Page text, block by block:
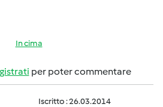
In cima
per poter commentare
Iscritto : 26.03.2014